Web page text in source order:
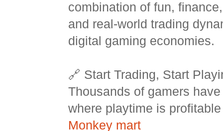
combination of fun,
and real-world trading
digital gaming economies.
🔗 Start Trading, Start
Thousands of gamers
where playtime is
Monkey mart